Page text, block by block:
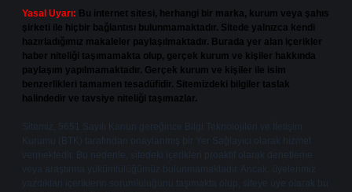
Yasal Uyarı: Bu internet sitesi, herhangi bir marka, kurum veya şahıs
şirketi ile hiçbir bağlantısı bulunmamaktadır. Sitede yalnızca kendi
hazırladığımız makaleler paylaşılmaktadır. Burada yer alan içerikler
haber niteliği taşımamakta olup, gerçek kurum ve kişiler hakkında
paylaşım yapılmamaktadır. Gerçek kurum ve kişiler ile isim
benzerlikleri tamamen tesadüfidir. Sitemizdeki bilgiler taslak
halindedir ve tavsiye niteliği taşımazlar.
Sitemiz, 5651 Sayılı Kanun gereğince Bilgi Teknolojileri ve İletişim
Kurumu (BTK) tarafından onaylanmış bir Yer Sağlayıcı olarak hizmet
vermektedir. Bu nedenle, sitedeki içerikleri proaktif olarak denetleme
veya araştırma yükümlülüğümüz bulunmamaktadır. Ancak, üyelerimiz
yazdıkları içeriklerin sorumluluğunu taşımakta olup, siteye üye olarak bu